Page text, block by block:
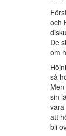
och
De
om
så
sin
vara
att
bli